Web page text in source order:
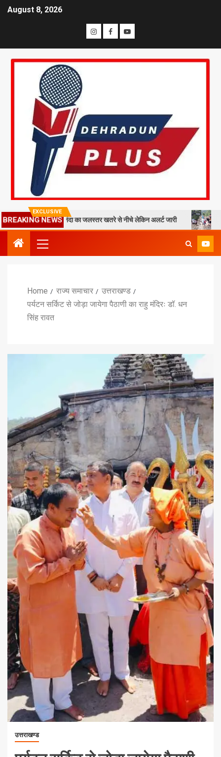
August 8, 2026
EXCLUSIVE
BREAKING NEWS
में अलकनंदा का जलस्तर खतरे से नीचे लेकिन अलर्ट जारी 26 साल बाद
Home राज्य समाचार
उत्तराखण्ड
पर्यटन सर्किट से जोड़ा जायेगा पैठाणी का राहु मंदिरः डॉ. धन
सिंह रावत
उत्तराखण्ड